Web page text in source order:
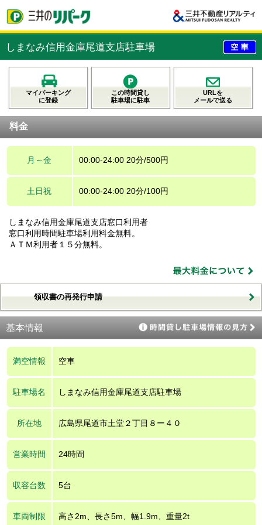
しまなみ信用金庫尾道支店駐車場
マイパーキング
に登録
この時間貸し
駐車場に駐車
URLを
メールで送る
料金
月～金 00:00-24:00 20分/500円
土日祝 00:00-24:00 20分/100円
しまなみ信用金庫尾道支店窓口利用者
窓口利用時間駐車場利用料金無料。
ＡＴＭ利用者１５分無料。
領収書の再発行申請
基本情報
満空情報 空車
駐車場名 しまなみ信用金庫尾道支店駐車場
所在地 広島県尾道市土堂２丁目８ー４０
営業時間 24時間
収容台数 5台
車両制限 高さ2m、長さ5m、幅1.9m、重量2t